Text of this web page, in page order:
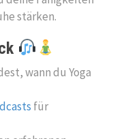
stärken.
wann du Yoga
für